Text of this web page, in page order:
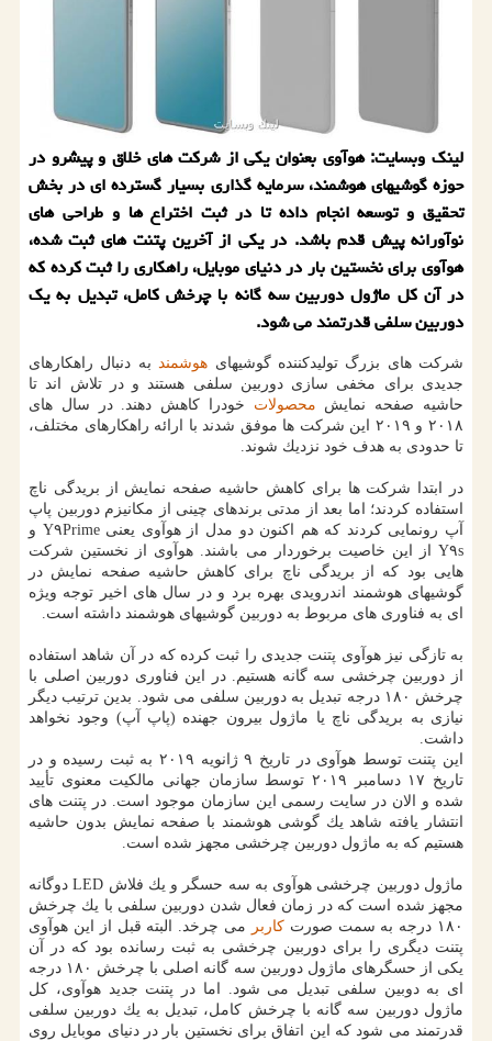
لینك وبسایت: هوآوی بعنوان یكی از شركت های خلاق و پیشرو در
حوزه گوشیهای هوشمند، سرمایه گذاری بسیار گسترده ای در بخش
تحقیق و توسعه انجام داده تا در ثبت اختراع ها و طراحی های
نوآورانه پیش قدم باشد. در یكی از آخرین پتنت های ثبت شده،
هوآوی برای نخستین بار در دنیای موبایل، راهكاری را ثبت كرده كه
در آن كل ماژول دوربین سه گانه با چرخش كامل، تبدیل به یك
دوربین سلفی قدرتمند می شود.
شركت های بزرگ تولیدكننده گوشیهای هوشمند به دنبال راهكارهای
جدیدی برای مخفی سازی دوربین سلفی هستند و در تلاش اند تا
حاشیه صفحه نمایش محصولات خودرا كاهش دهند. در سال های
۲۰۱۸ و ۲۰۱۹ این شركت ها موفق شدند با ارائه راهكارهای مختلف،
تا حدودی به هدف خود نزدیك شوند.
در ابتدا شركت ها برای كاهش حاشیه صفحه نمایش از بریدگی ناچ
استفاده كردند؛ اما بعد از مدتی برندهای چینی از مكانیزم دوربین پاپ
آپ رونمایی كردند كه هم اكنون دو مدل از هوآوی یعنی Y۹Prime و
Y۹s از این خاصیت برخوردار می باشند. هوآوی از نخستین شركت
هایی بود كه از بریدگی ناچ برای كاهش حاشیه صفحه نمایش در
گوشیهای هوشمند اندرویدی بهره برد و در سال های اخیر توجه ویژه
ای به فناوری های مربوط به دوربین گوشیهای هوشمند داشته است.
به تازگی نیز هوآوی پتنت جدیدی را ثبت كرده كه در آن شاهد استفاده
از دوربین چرخشی سه گانه هستیم. در این فناوری دوربین اصلی با
چرخش ۱۸۰ درجه تبدیل به دوربین سلفی می شود. بدین ترتیب دیگر
نیازی به بریدگی ناچ یا ماژول بیرون جهنده (پاپ آپ) وجود نخواهد
داشت.
این پتنت توسط هوآوی در تاریخ ۹ ژانویه ۲۰۱۹ به ثبت رسیده و در
تاریخ ۱۷ دسامبر ۲۰۱۹ توسط سازمان جهانی مالكیت معنوی تأیید
شده و الان در سایت رسمی این سازمان موجود است. در پتنت های
انتشار یافته شاهد یك گوشی هوشمند با صفحه نمایش بدون حاشیه
هستیم كه به ماژول دوربین چرخشی مجهز شده است.
ماژول دوربین چرخشی هوآوی به سه حسگر و یك فلاش LED دوگانه
مجهز شده است كه در زمان فعال شدن دوربین سلفی با یك چرخش
۱۸۰ درجه به سمت صورت
كاربر
می چرخد. البته قبل از این هوآوی
پتنت دیگری را برای دوربین چرخشی به ثبت رسانده بود كه در آن
یكی از حسگرهای ماژول دوربین سه گانه اصلی با چرخش ۱۸۰ درجه
ای به دوبین سلفی تبدیل می شود. اما در پتنت جدید هوآوی، كل
ماژول دوربین سه گانه با چرخش كامل، تبدیل به یك دوربین سلفی
قدرتمند می شود كه این اتفاق برای نخستین بار در دنیای موبایل روی